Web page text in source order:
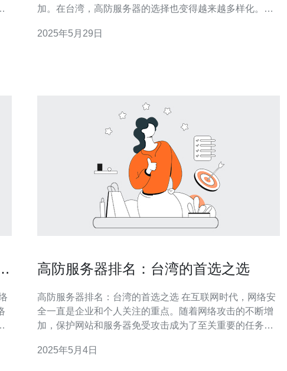
加。在台湾，高防服务器的选择也变得越来越多样化。本
择适合自己需求的高防服务器。 以下是2021年台湾高防服
2025年5月29日
高防服务器排名：台湾的首选之选
高防服务器排名：台湾的首选之选 在互联网时代，网络安
全一直是企业和个人关注的重点。随着网络攻击的不断增
加，保护网站和服务器免受攻击成为了至关重要的任务。
案，因其出色的防御能力和可靠性而备受推崇。 台湾作为
2025年5月4日